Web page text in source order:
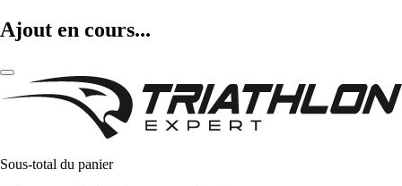
Ajout en cours...
Sous-total du panier